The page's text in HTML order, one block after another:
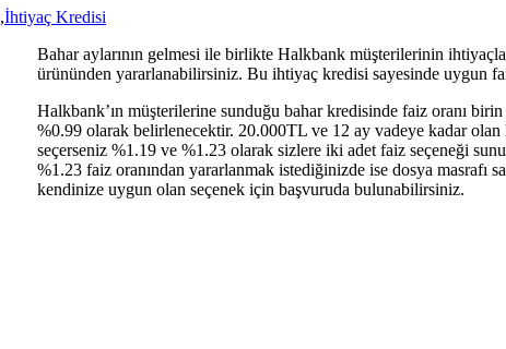
,İhtiyaç Kredisi
Bahar aylarının gelmesi ile birlikte Halkbank müşterilerinin
ürününden yararlanabilirsiniz. Bu ihtiyaç kredisi sayesinde uygun
Halkbank’ın müşterilerine sunduğu bahar kredisinde faiz oranı
%0.99 olarak belirlenecektir. 20.000TL ve 12 ay vadeye kadar
seçerseniz %1.19 ve %1.23 olarak sizlere iki adet faiz seçeneği
%1.23 faiz oranından yararlanmak istediğinizde ise dosya
kendinize uygun olan seçenek için başvuruda bulunabilirsiniz.